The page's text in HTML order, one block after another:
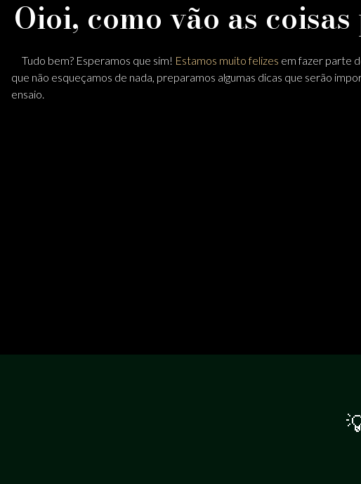
Oioi, como vão as
Tudo bem? Esperamos que sim! Estamos muito felizes em fazer parte
que não esqueçamos de nada, preparamos algumas dicas que serão
ensaio.